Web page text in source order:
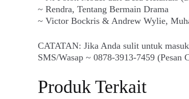
~ Rendra, Tentang Bermain Drama
~ Victor Bockris & Andrew Wylie,
CATATAN: Jika Anda sulit untuk
SMS/Wasap ~ 0878-3913-7459 (Pesan
Produk Terkait